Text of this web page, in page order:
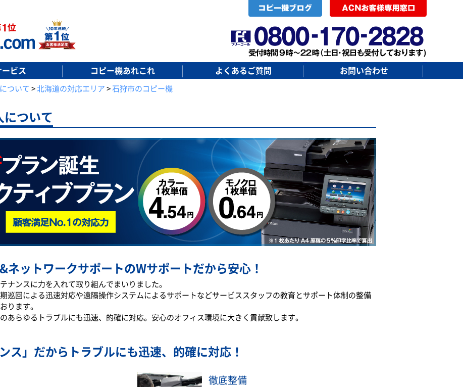
ビス コピー機あれこれ よくあるご質問 お問い合わせ
ついて>北海道の対応エリア>石狩市のコピー機
について
ネットワークサポートのWサポートだから安心！
ナンスに力を入れて取り組んでまいりました。
巡回による迅速対応や遠隔操作システムによるサポートなどサービススタッフの教育とサポート体制の整備
ります。
あらゆるトラブルにも迅速、的確に対応。安心のオフィス環境に大きく貢献致します。
ス」だから トラブルにも迅速、的確に対応！
徹底整備